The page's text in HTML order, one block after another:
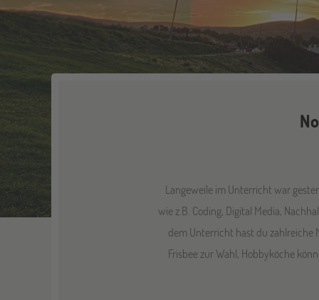
Langeweile im Unterricht war
wie z.B. Coding, Digital Media,
dem Unterricht hast du zahlreiche
Frisbee zur Wahl, Hobbyköche